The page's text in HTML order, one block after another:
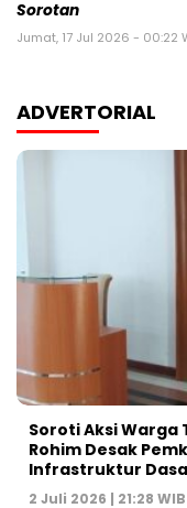
Sorotan
Jumat, 17 Jul 2026 - 00:22
ADVERTORIAL
Soroti Aksi Warga
Rohim Desak
Infrastruktur
2 Juli 2026 | 21:28 WIB